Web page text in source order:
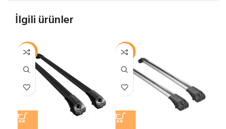
İlgili ürünler
-13% -13%